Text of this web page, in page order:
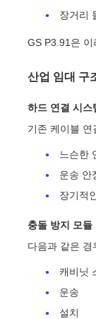
장거리
GS P3.91은 이
산업 임대 구
하드 연결 시스
기존 케이블 연
느슨한
운송 안
장기적
충돌 방지 모듈
다음과 같은 경
캐비닛
운송
설치